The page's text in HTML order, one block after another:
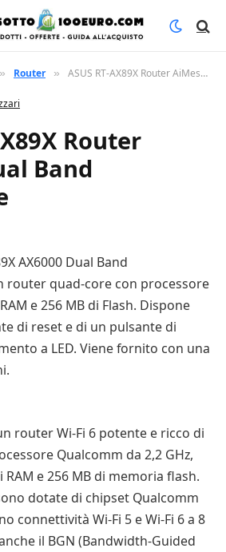
» Router » ASUS RT-AX89X Router AiMesh Dual Band recensione
Router
Band
AX6000 Dual Band
router quad-core con processore
e 256 MB di Flash. Dispone
di reset e di un pulsante di
a LED. Viene fornito con una
un router Wi-Fi 6 potente e ricco di
Qualcomm da 2,2 GHz,
e 256 MB di memoria flash.
dotate di chipset Qualcomm
connettività Wi-Fi 5 e Wi-Fi 6 a 8
il BGN (Bandwidth-Guided